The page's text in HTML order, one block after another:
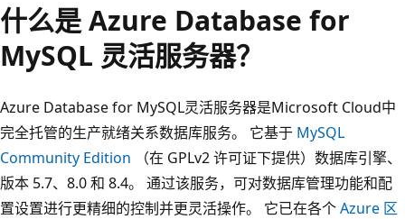
什么是 Azure Database for
MySQL 灵活服务器？
Azure Database for MySQL灵活服务器是Microsoft Cloud中
完全托管的生产就绪关系数据库服务。 它基于 MySQL
Community Edition （在 GPLv2 许可证下提供）数据库引擎、
版本 5.7、8.0 和 8.4。 通过该服务，可对数据库管理功能和配
置设置进行更精细的控制并更灵活操作。 它已在各个Azure 区